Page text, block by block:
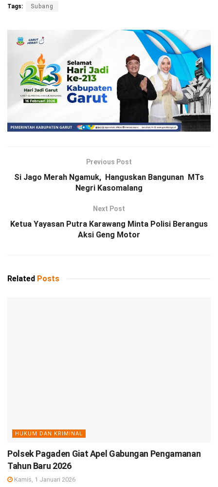
Tags: Subang
Previous Post
Si Jago Merah Ngamuk, Hanguskan Bangunan MTs
Negri Kasomalang
Next Post
Ketua Yayasan Putra Karawang Minta Polisi Berangus
Aksi Geng Motor
Related Posts
HUKUM DAN KRIMINAL
Polsek Pagaden Giat Apel Gabungan Pengamanan
Tahun Baru 2026
Kamis, 1 Januari 2026